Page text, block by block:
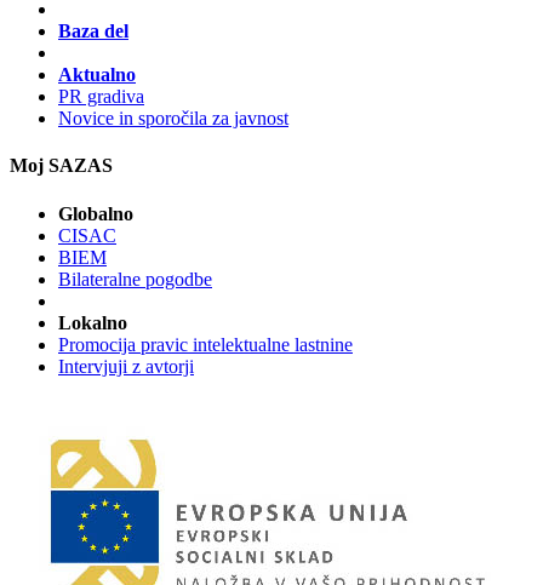
Baza del
Aktualno
PR gradiva
Novice in sporočila za javnost
Moj SAZAS
Globalno
CISAC
BIEM
Bilateralne pogodbe
Lokalno
Promocija pravic intelektualne lastnine
Intervjuji z avtorji